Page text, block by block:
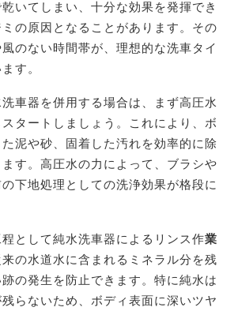
いてしまい、十分な効果を発揮でき
の原因となることがあります。その
のない時間帯が、理想的な洗車タイ
す。
車器を併用する場合は、まず高圧水
タートしましょう。これにより、ボ
泥や砂、固着した汚れを効率的に除
す。高圧水の力によって、ブラシや
下地処理としての洗浄効果が格段に
として純水洗車器によるリンス作業
の水道水に含まれるミネラル分を残
の発生を防止できます。特に純水は
らないため、ボディ表面に深いツヤ